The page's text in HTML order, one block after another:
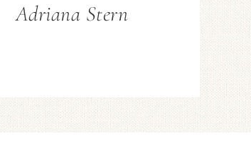
Adriana Stern